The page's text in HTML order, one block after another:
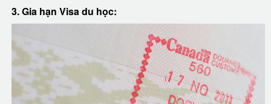
3. Gia hạn Visa du học: